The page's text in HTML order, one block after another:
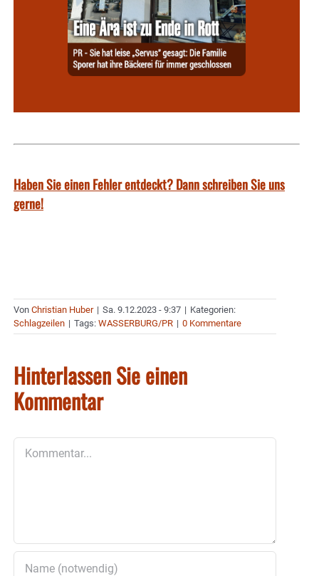
Haben Sie einen Fehler entdeckt? Dann schreiben Sie uns
gerne!
Von Christian Huber | Sa. 9.12.2023 - 9:37 | Kategorien:
Schlagzeilen | Tags: WASSERBURG/PR | 0 Kommentare
Hinterlassen Sie einen
Kommentar